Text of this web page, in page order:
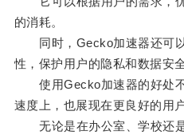
的消耗。
同时，Gecko加速器还可以
性，保护用户的隐私和数据安全
使用Gecko加速器的好处不
速度上，也展现在更良好的用
无论是在办公室、学校还是